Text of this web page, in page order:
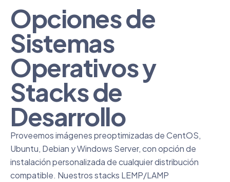
Opciones de
Sistemas
Operativos y
Stacks de
Desarrollo
Proveemos imágenes preoptimizadas de CentOS,
Ubuntu, Debian y Windows Server, con opción de
instalación personalizada de cualquier distribución
compatible. Nuestros stacks LEMP/LAMP